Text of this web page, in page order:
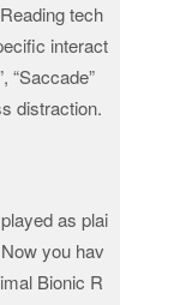
tech
interact
“Saccade”
distraction.
as plai
you hav
Bionic R